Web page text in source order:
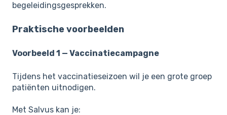
begeleidingsgesprekken.
Praktische voorbeelden
Voorbeeld 1 — Vaccinatiecampagne
Tijdens het vaccinatieseizoen wil je een grote groep
patiënten uitnodigen.
Met Salvus kan je: